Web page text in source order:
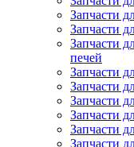
Запчасти
Запчасти
Запчасти
печей
Запчасти
Запчасти
Запчасти
Запчасти
Запчасти
Запчасти